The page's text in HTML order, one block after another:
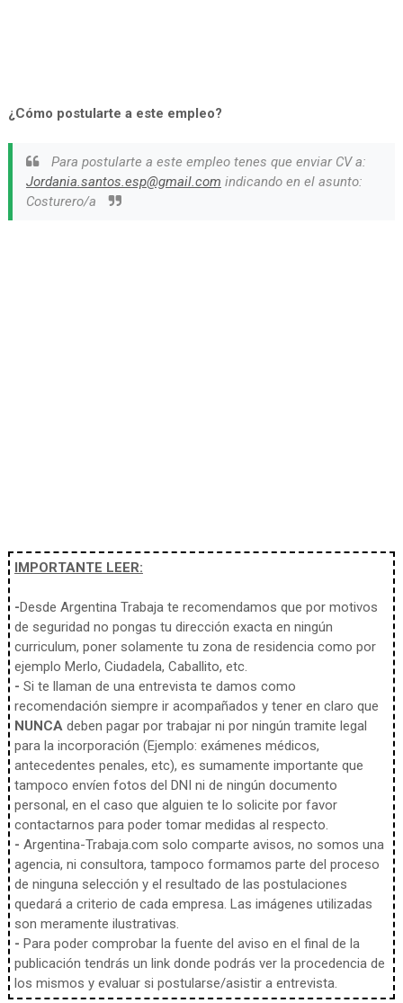
¿Cómo postularte a este empleo?
Para postularte a este empleo tenes que enviar CV a:
Jordania.santos.esp@gmail.com indicando en el asunto:
Costurero/a
IMPORTANTE LEER:
-Desde Argentina Trabaja te recomendamos que por motivos
de seguridad no pongas tu dirección exacta en ningún
curriculum, poner solamente tu zona de residencia como por
ejemplo Merlo, Ciudadela, Caballito, etc.
- Si te llaman de una entrevista te damos como
recomendación siempre ir acompañados y tener en claro que
NUNCAdeben pagar por trabajar ni por ningún tramite legal
para la incorporación (Ejemplo: exámenes médicos,
antecedentes penales, etc), es sumamente importante que
tampoco envíen fotos del DNI ni de ningún documento
personal, en el caso que alguien te lo solicite por favor
contactarnos para poder tomar medidas al respecto.
- Argentina-Trabaja.com solo comparte avisos, no somos una
agencia, ni consultora, tampoco formamos parte del proceso
de ninguna selección y el resultado de las postulaciones
quedará a criterio de cada empresa. Las imágenes utilizadas
son meramente ilustrativas.
- Para poder comprobar la fuente del aviso en el final de la
publicación tendrás un link donde podrás ver la procedencia de
los mismos y evaluar si postularse/asistir a entrevista.